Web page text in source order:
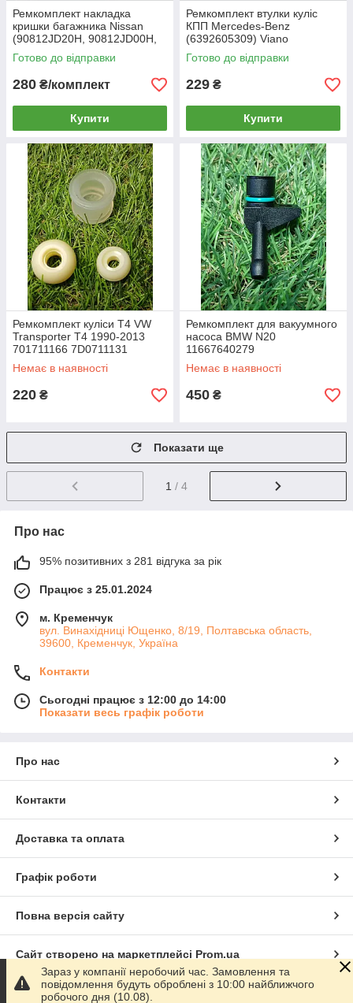
Ремкомплект накладка
кришки багажника Nissan
(90812JD20H, 90812JD00H,
90812JD01H) Dualis
Готово до відправки
280 ₴/комплект
Купити
Ремкомплект втулки куліс
КПП Mercedes-Benz
(6392605309) Viano
Готово до відправки
229 ₴
Купити
Ремкомплект куліси Т4 VW
Transporter T4 1990-2013
701711166 7D0711131
015311544 VW
Немає в наявності
220 ₴
Ремкомплект для вакуумного
насоса BMW N20
11667640279
Немає в наявності
450 ₴
Показати ще
1 / 4
Про нас
95% позитивних з 281 відгука за рік
Працює з 25.01.2024
м. Кременчук
вул. Винахідниці Ющенко, 8/19, Полтавська область,
39600, Кременчук, Україна
Контакти
Сьогодні працює з 12:00 до 14:00
Показати весь графік роботи
Про нас
Контакти
Доставка та оплата
Графік роботи
Повна версія сайту
Сайт створено на маркетплейсі Prom.ua
Політика конфіденційності
Зараз у компанії неробочий час. Замовлення та
повідомлення будуть оброблені з 10:00 найближчого
робочого дня (10.08).